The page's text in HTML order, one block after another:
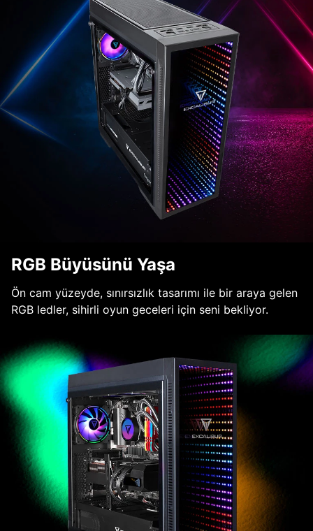
RGB Büyüsünü Yaşa
Ön cam yüzeyde, sınırsızlık tasarımı ile bir araya gelen
RGB ledler, sihirli oyun geceleri için seni bekliyor.